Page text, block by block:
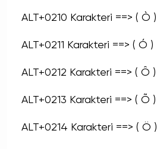
ALT+0210 Karakteri ==> ( Ò )
ALT+0211 Karakteri ==> ( Ó )
ALT+0212 Karakteri ==> ( Ô )
ALT+0213 Karakteri ==> ( Õ )
ALT+0214 Karakteri ==> ( Ö )